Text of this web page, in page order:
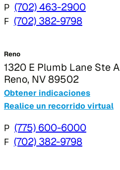
P (702) 463-2900
F (702) 382-9798
Reno
1320 E Plumb Lane Ste A
Reno, NV 89502
Obtener indicaciones
Realice un recorrido virtual
P (775) 600-6000
F (702) 382-9798